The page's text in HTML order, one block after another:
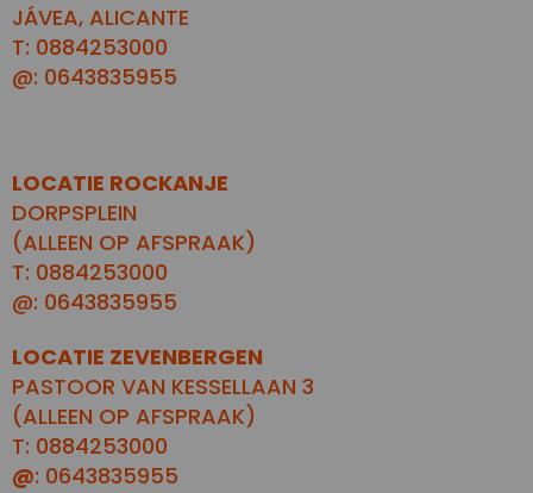
JÁVEA, ALICANTE
T: 0884253000
@: 0643835955
LOCATIE ROCKANJE
DORPSPLEIN
(ALLEEN OP AFSPRAAK)
T: 0884253000
@: 0643835955
LOCATIE ZEVENBERGEN
PASTOOR VAN KESSELLAAN 3
(ALLEEN OP AFSPRAAK)
T: 0884253000
@: 0643835955